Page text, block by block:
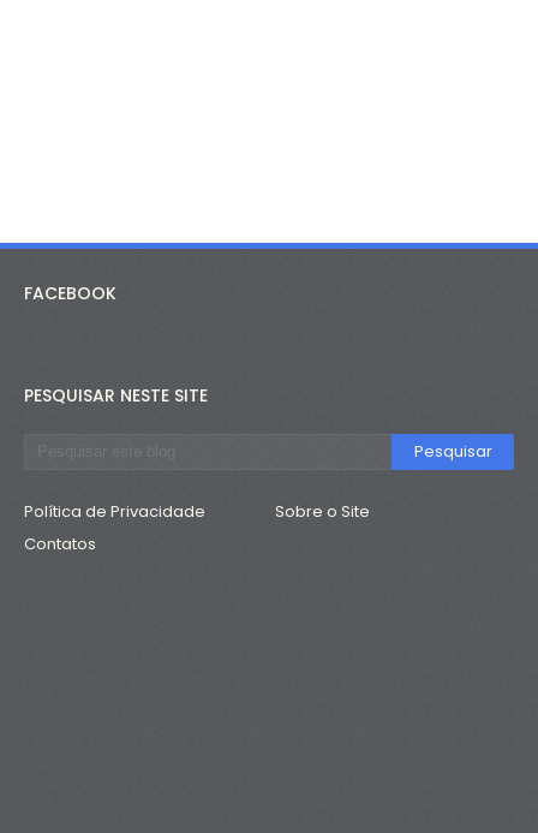
FACEBOOK
PESQUISAR NESTE SITE
Política de Privacidade
Sobre o Site
Contatos